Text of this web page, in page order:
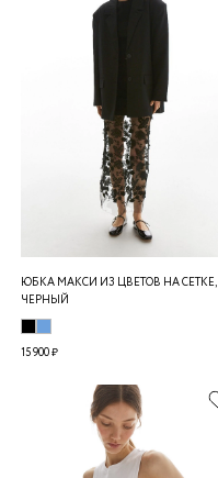
ЮБКА МАКСИ ИЗ ЦВЕТОВ НА СЕТКЕ,
ЧЕРНЫЙ
15 900 ₽